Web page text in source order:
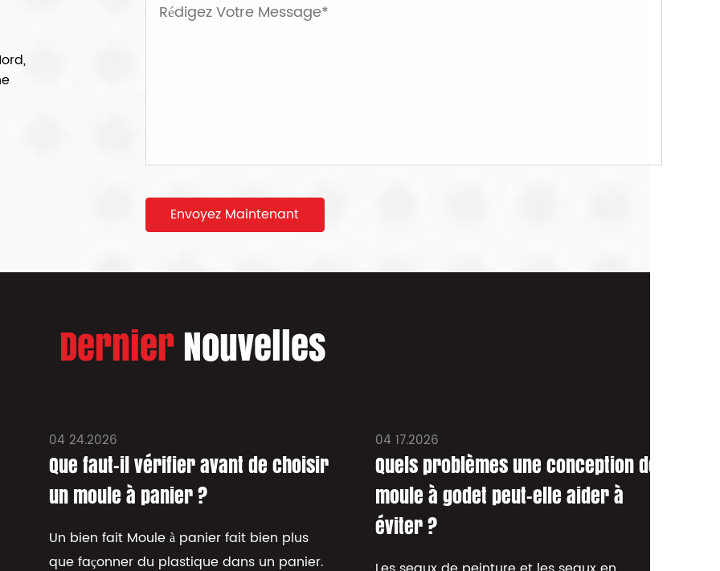
Dernier Nouvelles
04 24.2026
Que faut-il vérifier avant de choisir
un moule à panier ?
Un bien fait Moule à panier fait bien plus
que façonner du plastique dans un panier.
04 17.2026
Quels problèmes une conception de
moule à godet peut-elle aider à
éviter ?